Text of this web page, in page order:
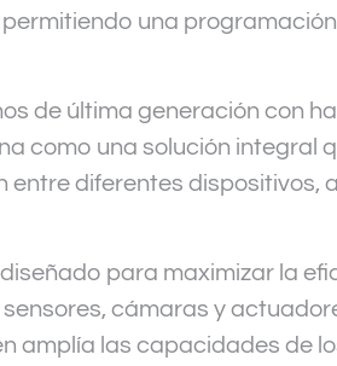
una
de última generación con
como una solución integral
diferentes
para maximizar la
cámaras y
amplía las capacidades de